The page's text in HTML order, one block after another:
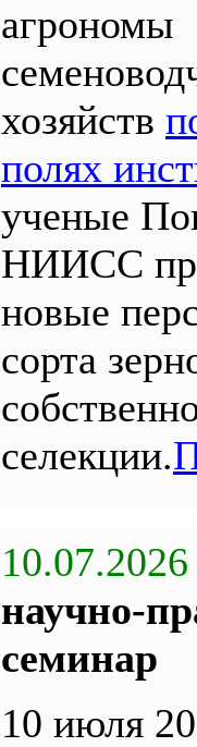
агрономы
хозяйств
полях
ученые
НИИСС
новые
сорта
селекции.
10.07.2026
научно-
семинар
10 июля